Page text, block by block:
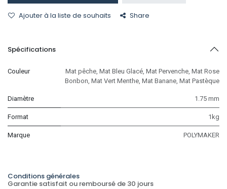
Ajouter à la liste de souhaits Share
Spécifications
Couleur Mat pêche, Mat Bleu Glacé, Mat Pervenche, Mat Rose
Bonbon, Mat Vert Menthe, Mat Banane, Mat Pastèque
Diamètre 1.75 mm
Format 1kg
Marque POLYMAKER
Conditions générales
Garantie satisfait ou remboursé de 30 jours